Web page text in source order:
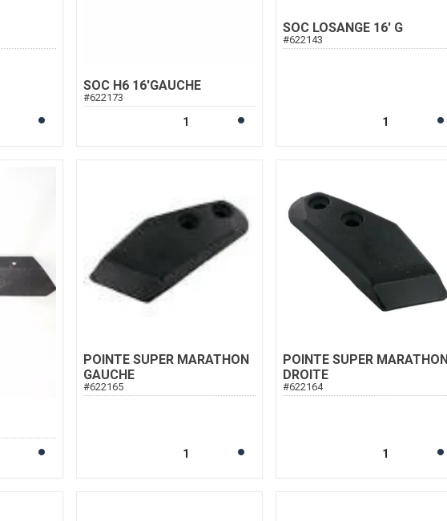
SOC H6 16'GAUCHE
#622173
SOC LOSANGE 16' G
#622143
POINTE SUPER MARATHON
GAUCHE
#622165
POINTE SUPER MARATHON
DROITE
#622164